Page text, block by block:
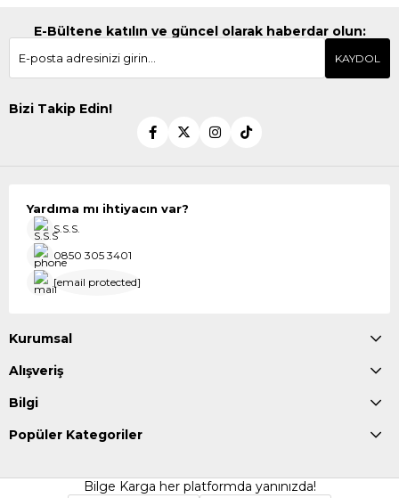
E-Bültene katılın ve güncel olarak haberdar olun:
KAYDOL
Bizi Takip Edin!
Yardıma mı ihtiyacın var?
S.S.S.
0850 305 3401
[email protected]
Kurumsal
Alışveriş
Bilgi
Popüler Kategoriler
Bilge Karga her platformda yanınızda!